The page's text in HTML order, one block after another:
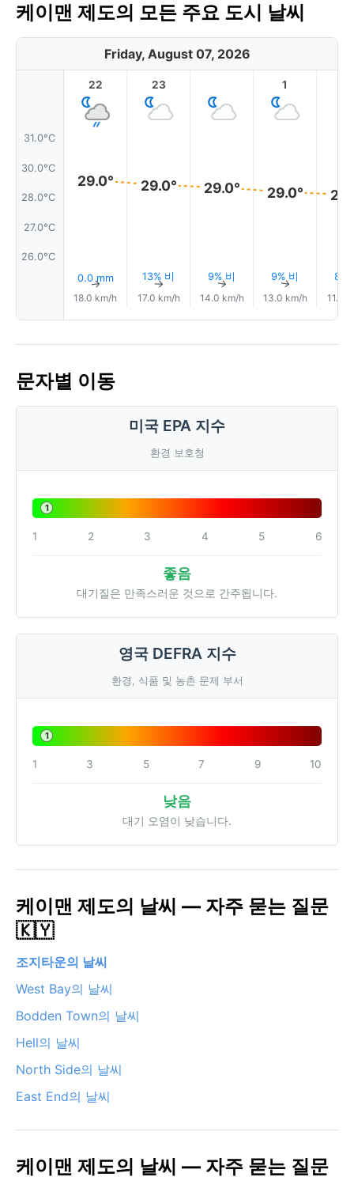
케이맨 제도의 모든 주요 도시 날씨
Friday, August 07, 2026
31.0°C
30.0°C
28.0°C
27.0°C
26.0°C
22
29.0°
0.0 mm
↑
18.0 km/h
23
29.0°
13% 비
↑
17.0 km/h
29.0°
9% 비
↑
14.0 km/h
1
29.0°
9% 비
↑
13.0 km/h
8%
11.0
문자별 이동
미국 EPA 지수
환경 보호청
1
1 2 3 4 5 6
좋음
대기질은 만족스러운 것으로 간주됩니다.
영국 DEFRA 지수
환경, 식품 및 농촌 문제 부서
1
1 3 5 7 9 10
낮음
대기 오염이 낮습니다.
케이맨 제도의 날씨 — 자주 묻는 질문
🇰🇾
조지타운의 날씨
West Bay의 날씨
Bodden Town의 날씨
Hell의 날씨
North Side의 날씨
East End의 날씨
케이맨 제도의 날씨 — 자주 묻는 질문